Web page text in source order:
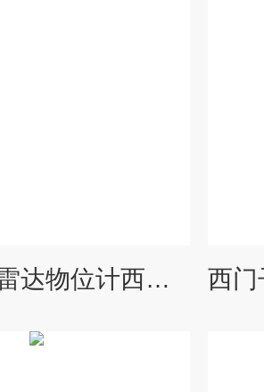
SIEMENS雷达物位计西门子7ML5422-3AA30